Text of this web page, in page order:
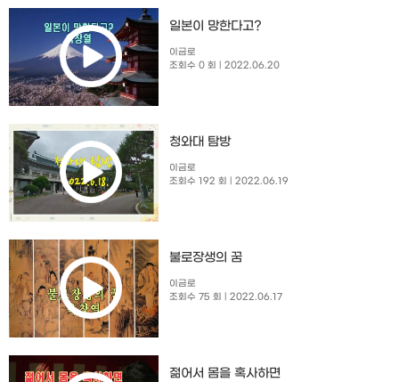
일본이 망한다고?
이금로
조회수 0 회
| 2022.06.20
청와대 탐방
이금로
조회수 192 회
| 2022.06.19
불로장생의 꿈
이금로
조회수 75 회
| 2022.06.17
젊어서 몸을 혹사하면